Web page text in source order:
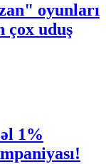
oyunları
çox uduş
1%